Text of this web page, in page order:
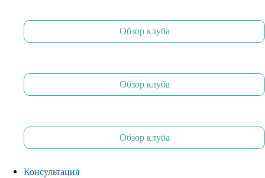
Обзор клуба
Обзор клуба
Обзор клуба
Консультация